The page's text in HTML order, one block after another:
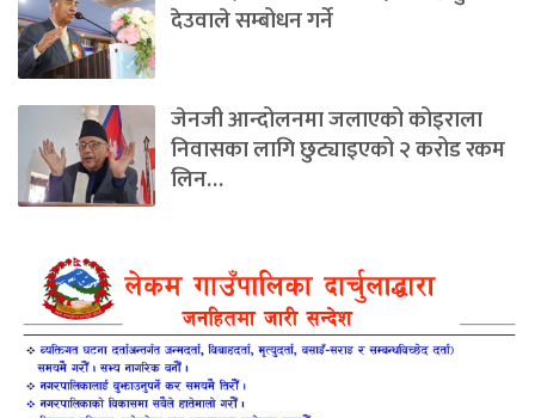
देउवाले सम्बोधन गर्ने
जेनजी आन्दोलनमा जलाएको कोइराला
निवासका लागि छुट्याइएको २ करोड रकम
लिन…